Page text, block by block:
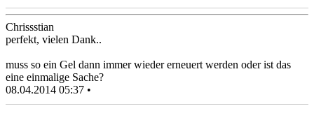
Chrissstian
perfekt, vielen Dank..
muss so ein Gel dann immer wieder erneuert werden oder ist das
eine einmalige Sache?
08.04.2014 05:37 •